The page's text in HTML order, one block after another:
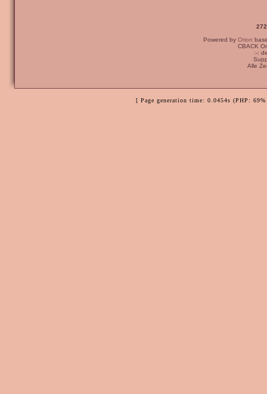
Powered by Orion
CBACK
:-:
Alle
[ Page generation time: 0.0454s (PHP: